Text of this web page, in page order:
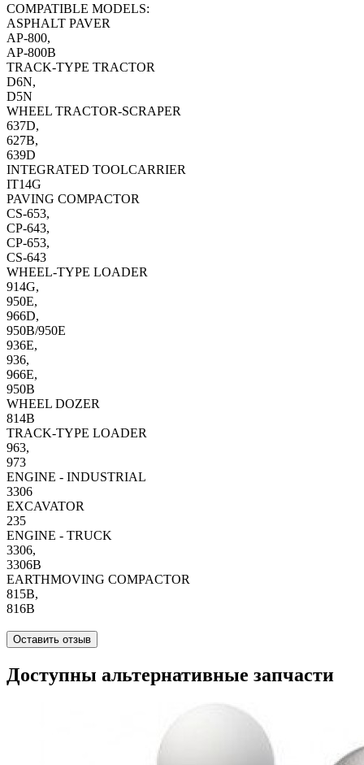
COMPATIBLE MODELS:
ASPHALT PAVER
AP-800,
AP-800B
TRACK-TYPE TRACTOR
D6N,
D5N
WHEEL TRACTOR-SCRAPER
637D,
627B,
639D
INTEGRATED TOOLCARRIER
IT14G
PAVING COMPACTOR
CS-653,
CP-643,
CP-653,
CS-643
WHEEL-TYPE LOADER
914G,
950E,
966D,
950B/950E
936E,
936,
966E,
950B
WHEEL DOZER
814B
TRACK-TYPE LOADER
963,
973
ENGINE - INDUSTRIAL
3306
EXCAVATOR
235
ENGINE - TRUCK
3306,
3306B
EARTHMOVING COMPACTOR
815B,
816B
Оставить отзыв
Доступны альтернативные запчасти